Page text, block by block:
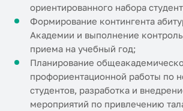
ориентированного набора
Формирование контингента
Академии и выполнение
приема на учебный год;
Планирование
профориентационной работы по
студентов, разработка и
мероприятий по привлечению